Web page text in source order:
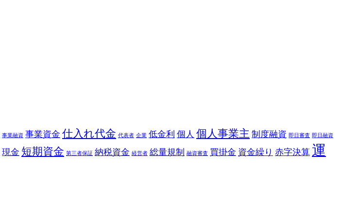
事業融資 事業資金 仕入れ代金 代表者 企業 低金利 個人 個人事業主 制度融資 即日審査 即日融資
現金 短期資金 第三者保証 納税資金 経営者 総量規制 融資審査 買掛金 資金繰り 赤字決算 運